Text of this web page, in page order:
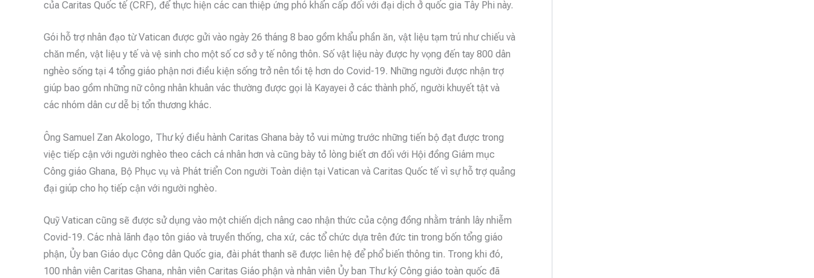
của Caritas Quốc tế (CRF), để thực hiện các can thiệp ứng phó khẩn cấp đối với đại dịch ở quốc gia Tây Phi này.
Gói hỗ trợ nhân đạo từ Vatican được gửi vào ngày 26 tháng 8 bao gồm khẩu phần ăn, vật liệu tạm trú như chiếu và
chăn mền, vật liệu y tế và vệ sinh cho một số cơ sở y tế nông thôn. Số vật liệu này được hy vọng đến tay 800 dân
nghèo sống tại 4 tổng giáo phận nơi điều kiện sống trở nên tồi tệ hơn do Covid-19. Những người được nhận trợ
giúp bao gồm những nữ công nhân khuân vác thường được gọi là Kayayei ở các thành phố, người khuyết tật và
các nhóm dân cư dễ bị tổn thương khác.
Ông Samuel Zan Akologo, Thư ký điều hành Caritas Ghana bày tỏ vui mừng trước những tiến bộ đạt được trong
việc tiếp cận với người nghèo theo cách cá nhân hơn và cũng bày tỏ lòng biết ơn đối với Hội đồng Giám mục
Công giáo Ghana, Bộ Phục vụ và Phát triển Con người Toàn diện tại Vatican và Caritas Quốc tế vì sự hỗ trợ quảng
đại giúp cho họ tiếp cận với người nghèo.
Quỹ Vatican cũng sẽ được sử dụng vào một chiến dịch nâng cao nhận thức của cộng đồng nhằm tránh lây nhiễm
Covid-19. Các nhà lãnh đạo tôn giáo và truyền thống, cha xứ, các tổ chức dựa trên đức tin trong bốn tổng giáo
phận, Ủy ban Giáo dục Công dân Quốc gia, đài phát thanh sẽ được liên hệ để phổ biến thông tin. Trong khi đó,
100 nhân viên Caritas Ghana, nhân viên Caritas Giáo phận và nhân viên Ủy ban Thư ký Công giáo toàn quốc đã